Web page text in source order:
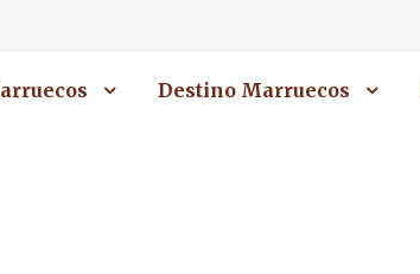
Destino Marruecos